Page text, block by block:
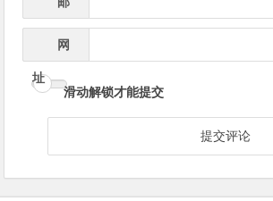
网
址
滑动解锁才能提交